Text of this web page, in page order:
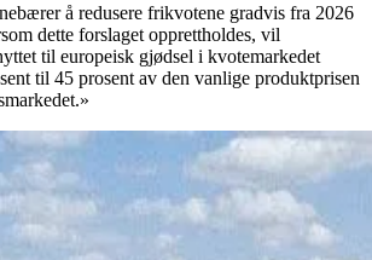
å redusere frikvotene gradvis fra 2026
dette forslaget opprettholdes, vil
til europeisk gjødsel i kvotemarkedet
til 45 prosent av den vanlige produktprisen